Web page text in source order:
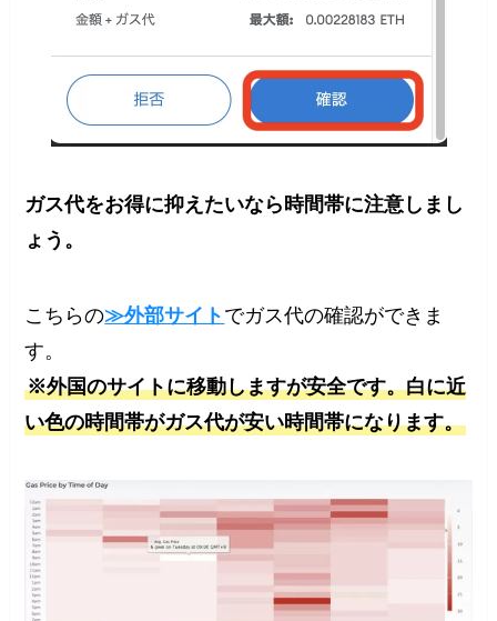
ガス代をお得に抑えたいなら時間帯に注意しまし
ょう。
こちらの≫外部サイト でガス代の確認ができま
す。
※外国のサイトに移動しますが安全です。白に近
い色の時間帯がガス代が安い時間帯になります。